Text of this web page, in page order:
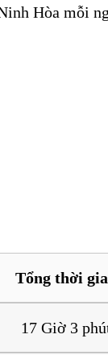
Hòa mỗi
Tổng thời
17 Giờ 3